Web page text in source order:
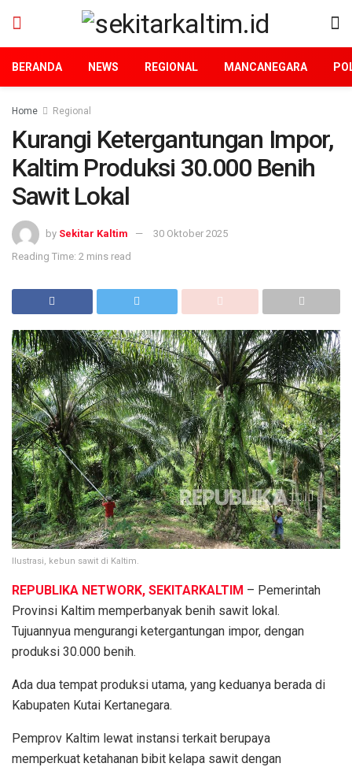
BERANDA NEWS REGIONAL MANCANEGARA
Home Regional
Kurangi Ketergantungan Impor,
Kaltim Produksi 30.000 Benih
Sawit Lokal
by Sekitar Kaltim
30 Oktober 2025
Reading Time: 2 mins read
Ilustrasi, kebun sawit di Kaltim.
REPUBLIKA NETWORK, SEKITARKALTIM – Pemerintah
Provinsi Kaltim memperbanyak benih sawit lokal.
Tujuannyua mengurangi ketergantungan impor, dengan
produksi 30.000 benih.
Ada dua tempat produksi utama, yang keduanya berada di
Kabupaten Kutai Kertanegara.
Pemprov Kaltim lewat instansi terkait berupaya
memperkuat ketahanan bibit kelapa sawit dengan